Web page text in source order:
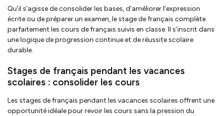
Qu’il s’agisse de consolider les bases, d’améliorer l’expression
écrite ou de préparer un examen, le stage de français complète
parfaitement les cours de français suivis en classe. Il s’inscrit dans
une logique de progression continue et de réussite scolaire
durable.
Stages de français pendant les vacances
scolaires : consolider les cours
Les stages de français pendant les vacances scolaires offrent une
opportunité idéale pour revoir les cours sans la pression du